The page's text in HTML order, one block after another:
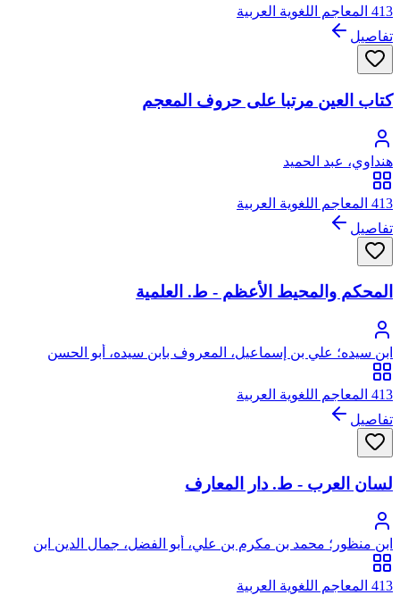
413 المعاجم اللغوية العربية
تفاصيل
كتاب العين مرتبا على حروف المعجم
هنداوي، عبد الحميد
413 المعاجم اللغوية العربية
تفاصيل
المحكم والمحيط الأعظم - ط. العلمية
ابن سيده؛ علي بن إسماعيل، المعروف بابن سيده، أبو الحسن
413 المعاجم اللغوية العربية
تفاصيل
لسان العرب - ط. دار المعارف
ابن منظور؛ محمد بن مكرم بن علي، أبو الفضل، جمال الدين ابن
منظور الأنصاري الرويفعي الإفريقي، صاحب (لسان العرب)
413 المعاجم اللغوية العربية